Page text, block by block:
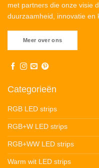
met partners die onze visie
duurzaamheid, innovatie en
Meer over ons
Categorieën
RGB LED strips
RGB+W LED strips
RGB+WW LED strips
Warm wit LED strips